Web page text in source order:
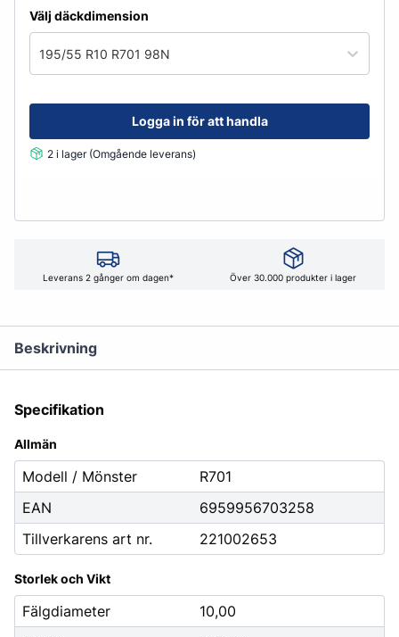
Välj däckdimension
195/55 R10 R701 98N
Logga in för att handla
2 i lager (Omgående leverans)
Leverans 2 gånger om dagen* Över 30.000 produkter i lager
Beskrivning
Specifikation
Allmän
Modell / Mönster
R701
EAN
6959956703258
Tillverkarens art nr.
221002653
Storlek och Vikt
Fälgdiameter
10,00